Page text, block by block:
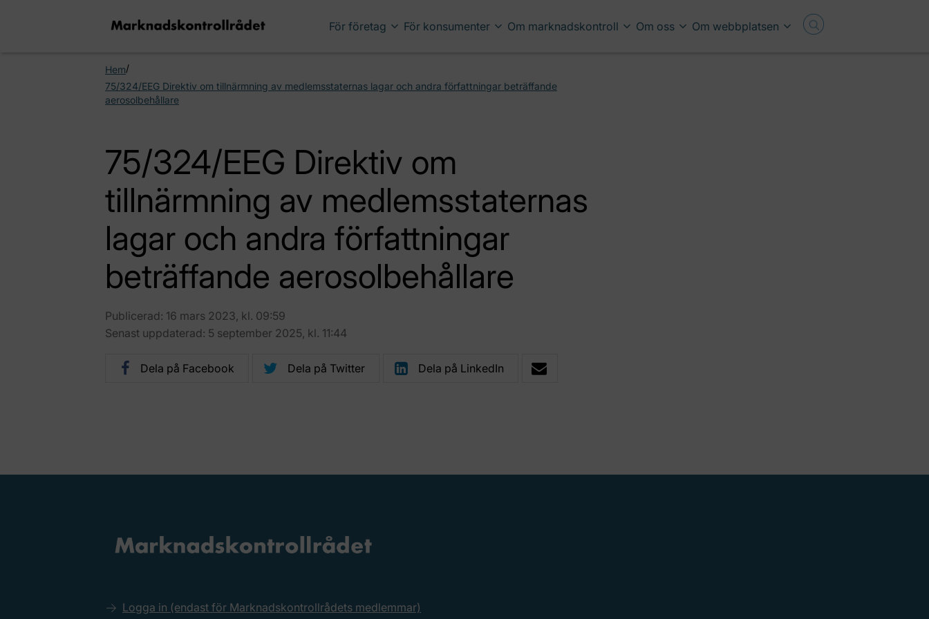
För företag För konsumenter Om marknadskontroll Om oss Om webbplatsen
Hem/
75/324/EEG Direktiv om tillnärmning av medlemsstaternas lagar och andra författningar beträffande
aerosolbehållare
75/324/EEG Direktiv om
tillnärmning av medlemsstaternas
lagar och andra författningar
beträffande aerosolbehållare
Publicerad: 16 mars 2023, kl. 09:59
Senast uppdaterad: 5 september 2025, kl. 11:44
Dela på Facebook Dela på Twitter Dela på LinkedIn
Logga in (endast för Marknadskontrollrådets medlemmar)